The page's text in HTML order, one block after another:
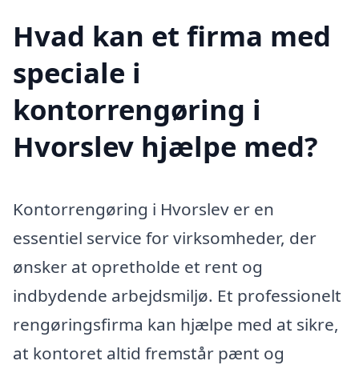
Hvad kan et firma med
speciale i
kontorrengøring i
Hvorslev hjælpe med?
Kontorrengøring i Hvorslev er en
essentiel service for virksomheder, der
ønsker at opretholde et rent og
indbydende arbejdsmiljø. Et professionelt
rengøringsfirma kan hjælpe med at sikre,
at kontoret altid fremstår pænt og